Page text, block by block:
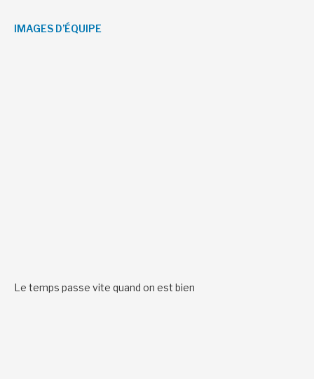
IMAGES D’ÉQUIPE
Le temps passe vite quand on est bien